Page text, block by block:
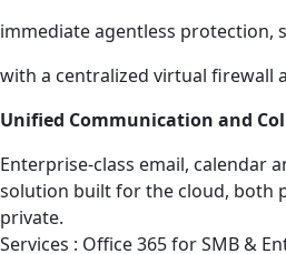
immediate agentless protection,
with a centralized virtual firewall
Unified Communication and
Enterprise-class email, calendar
solution built for the cloud, both
private.
Services : Office 365 for SMB &